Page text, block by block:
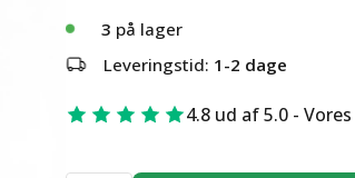
3 på lager
Leveringstid: 1-2 dage
4.8 ud af 5.0 -